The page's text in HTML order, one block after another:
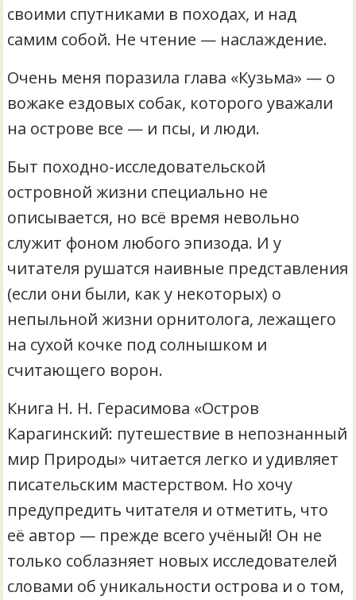
своими спутниками в походах, и над
самим собой. Не чтение — наслаждение.
Очень меня поразила глава «Кузьма» — о
вожаке ездовых собак, которого уважали
на острове все — и псы, и люди.
Быт походно-исследовательской
островной жизни специально не
описывается, но всё время невольно
служит фоном любого эпизода. И у
читателя рушатся наивные представления
(если они были, как у некоторых) о
непыльной жизни орнитолога, лежащего
на сухой кочке под солнышком и
считающего ворон.
Книга Н. Н. Герасимова «Остров
Карагинский: путешествие в непознанный
мир Природы» читается легко и удивляет
писательским мастерством. Но хочу
предупредить читателя и отметить, что
её автор — прежде всего учёный! Он не
только соблазняет новых исследователей
словами об уникальности острова и о том,